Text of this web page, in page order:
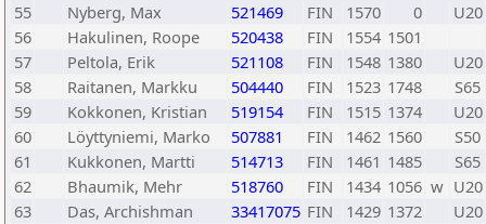
55
Nyberg, Max 521469 FIN 1570 0
U20
56
Hakulinen, Roope 520438 FIN 1554 1501
57
Peltola, Erik 521108 FIN 1548 1380
U20
58
Raitanen, Markku 504440 FIN 1523 1748
S65
59
Kokkonen, Kristian 519154 FIN 1515 1374
U20
60
Löyttyniemi, Marko 507881 FIN 1462 1560
S50
61
Kukkonen, Martti 514713 FIN 1461 1485
S65
62
Bhaumik, Mehr 518760 FIN 1434 1056 w U20
63
Das, Archishman 33417075 FIN 1429 1372
U20